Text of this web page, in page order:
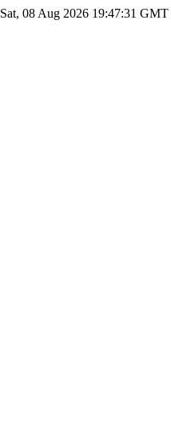
Sat, 08 Aug 2026 19:47:31 GMT